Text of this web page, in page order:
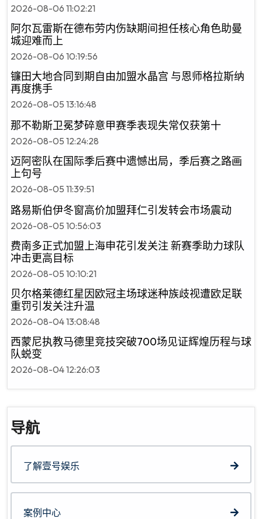
2026-08-06 11:02:21
阿尔瓦雷斯在德布劳内伤缺期间担任核心角色助曼
城迎难而上
2026-08-06 10:19:56
镰田大地合同到期自由加盟水晶宫 与恩师格拉斯纳
再度携手
2026-08-05 13:16:48
那不勒斯卫冕梦碎意甲赛季表现失常仅获第十
2026-08-05 12:24:28
迈阿密队在国际季后赛中遗憾出局，季后赛之路画
上句号
2026-08-05 11:39:51
路易斯伯伊冬窗高价加盟拜仁引发转会市场震动
2026-08-05 10:56:03
费南多正式加盟上海申花引发关注 新赛季助力球队
冲击更高目标
2026-08-05 10:10:21
贝尔格莱德红星因欧冠主场球迷种族歧视遭欧足联
重罚引发关注升温
2026-08-04 13:08:48
西蒙尼执教马德里竞技突破700场见证辉煌历程与球
队蜕变
2026-08-04 12:26:03
导航
了解壹号娱乐
案例中心